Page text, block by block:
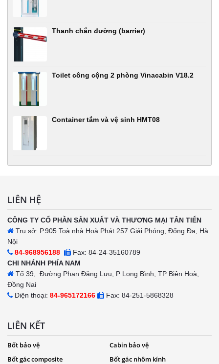
Thanh chắn đường (barrier)
Toilet công cộng 2 phòng Vinacabin V18.2
Container tắm và vệ sinh HMT08
LIÊN HỆ
CÔNG TY CỔ PHẦN SẢN XUẤT VÀ THƯƠNG MẠI TÂN TIẾN
Trụ sở: P.905 Toà nhà Hoà Phát 257 Giải Phóng, Đống Đa, Hà
Nội
84-968956188
Fax: 84-24-35160789
CHI NHÁNH PHÍA NAM
Tổ 39, Đường Phan Đăng Lưu, P Long Bình, TP Biên Hoà,
Đồng Nai
Điện thoại: 84-965172166 Fax: 84-251-5868328
LIÊN KẾT
Bốt bảo vệ
Cabin bảo vệ
Bốt gác composite
Bốt gác nhôm kính